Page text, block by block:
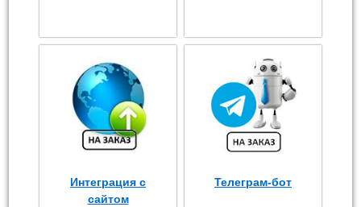
Интеграция с
сайтом
Телеграм-бот